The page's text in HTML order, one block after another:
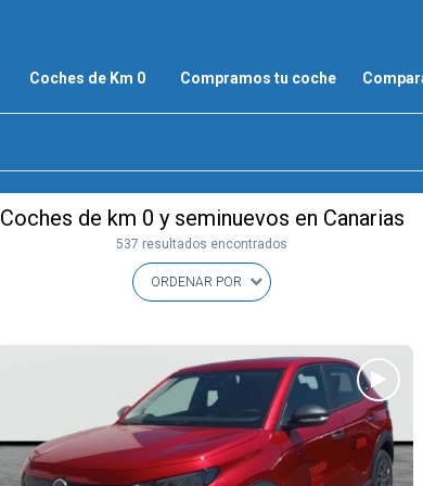
Coches de Km 0 Compramos tu coche
Coches de km 0 y seminuevos en Canarias
537 resultados encontrados